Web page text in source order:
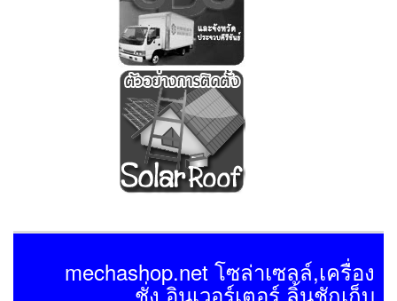
mechashop.net โซล่าเซลล์,เครื่อง
ชั่ง,อินเวอร์เตอร์,ลิ้นชักเก็บ